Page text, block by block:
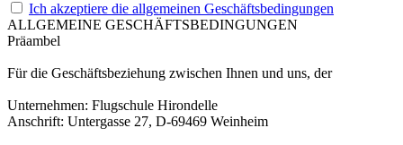
Ich akzeptiere die allgemeinen Geschäftsbedingungen
ALLGEMEINE GESCHÄFTSBEDINGUNGEN
Präambel
Für die Geschäftsbeziehung zwischen Ihnen und uns, der
Unternehmen: Flugschule Hirondelle
Anschrift: Untergasse 27, D-69469 Weinheim